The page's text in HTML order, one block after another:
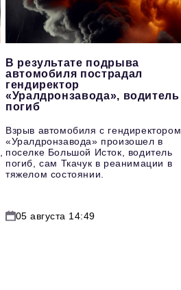
В результате подрыва
автомобиля пострадал
гендиректор
«Уралдронзавода», водитель
погиб
Взрыв автомобиля с гендиректором
«Уралдронзавода» произошел в
поселке Большой Исток, водитель
погиб, сам Ткачук в реанимации в
тяжелом состоянии.
05 августа 14:49